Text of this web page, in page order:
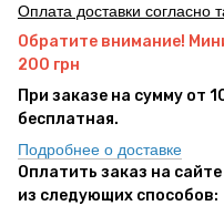
Оплата доставки
Обратите внимание!
200 грн
При заказе на сумму от
бесплатная.
Подробнее о доставке
Оплатить заказ на
из следующих способов: